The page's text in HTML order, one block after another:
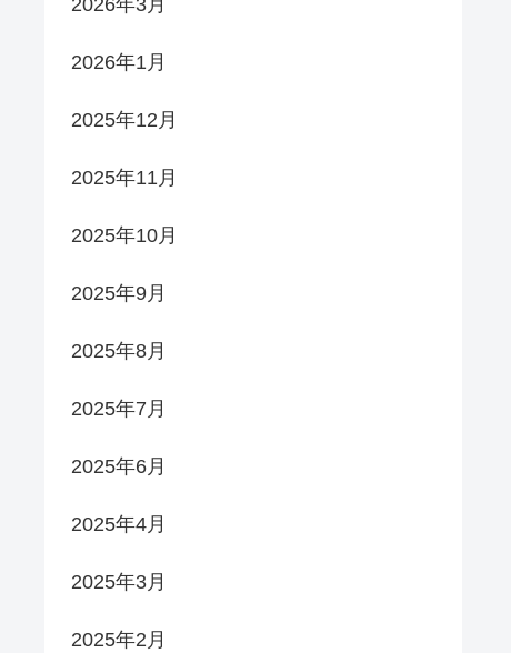
2026年1月
2025年12月
2025年11月
2025年10月
2025年9月
2025年8月
2025年7月
2025年6月
2025年4月
2025年3月
2025年2月